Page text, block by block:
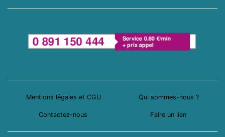
Mentions légales et CGU Qui sommes-nous ?
Contactez-nous Faire un lien